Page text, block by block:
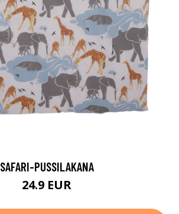
SAFARI-PUSSILAKANA
24.9 EUR